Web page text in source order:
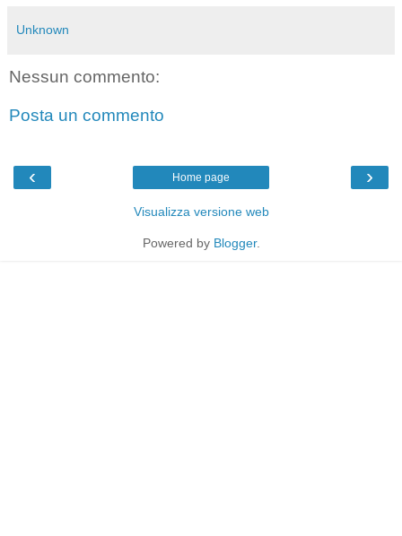
Unknown
Nessun commento:
Posta un commento
‹ ›
Home page
Visualizza versione web
Powered by Blogger.